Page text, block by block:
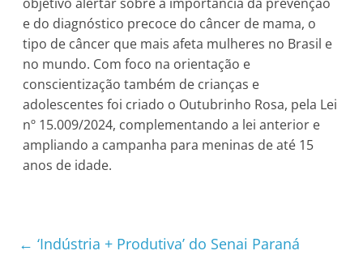
e do diagnóstico precoce do câncer de mama, o
tipo de câncer que mais afeta mulheres no Brasil e
no mundo. Com foco na orientação e
conscientização também de crianças e
adolescentes foi criado o Outubrinho Rosa, pela Lei
nº 15.009/2024, complementando a lei anterior e
ampliando a campanha para meninas de até 15
anos de idade.
← ‘Indústria + Produtiva’ do Senai Paraná